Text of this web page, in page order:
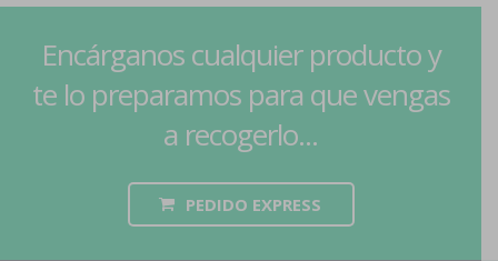
Encárganos cualquier producto y
te lo preparamos para que vengas
a recogerlo...
PEDIDO EXPRESS